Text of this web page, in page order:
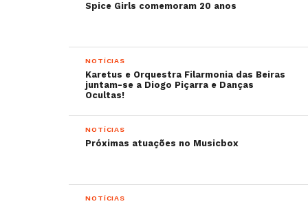
Spice Girls comemoram 20 anos
NOTÍCIAS
Karetus e Orquestra Filarmonia das Beiras
juntam-se a Diogo Piçarra e Danças
Ocultas!
NOTÍCIAS
Próximas atuações no Musicbox
NOTÍCIAS